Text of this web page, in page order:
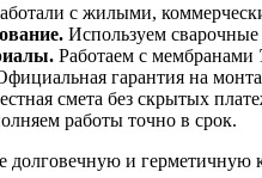
с жилыми,
Используем
Работаем с мембранами
гарантия на
смета без скрытых
работы точно в срок.
долговечную и герметичную